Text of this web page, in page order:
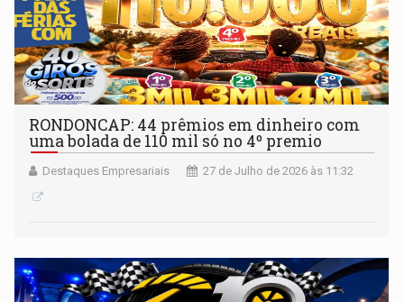
RONDONCAP: 44 prêmios em dinheiro com
uma bolada de 110 mil só no 4º premio
Destaques Empresariais 27 de Julho de 2026 às 11:32